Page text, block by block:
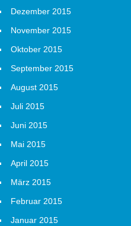
Dezember 2015
November 2015
Oktober 2015
September 2015
August 2015
Juli 2015
Juni 2015
Mai 2015
April 2015
März 2015
Februar 2015
Januar 2015